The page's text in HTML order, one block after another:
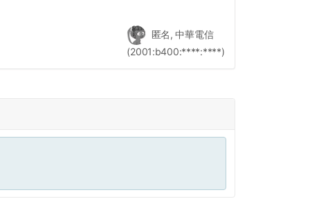
匿名, 中華電信
(2001:b400:****:****)